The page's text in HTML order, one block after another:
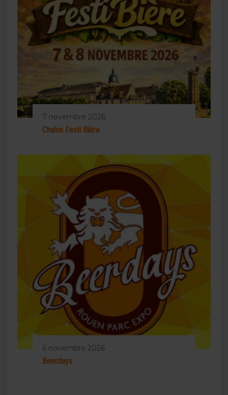
7 novembre 2026
Chalon Festi Bière
6 novembre 2026
Beerdays